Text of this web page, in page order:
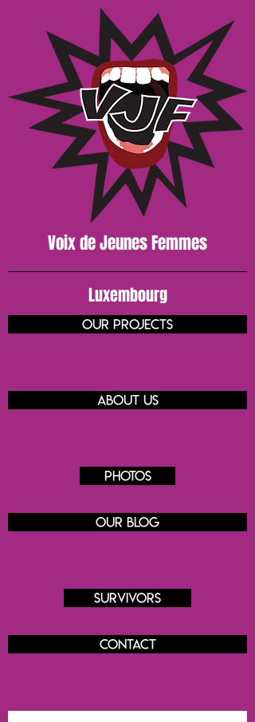
Voix de JeunesFemmes
Luxembourg
our projects
About us
Photos
Our blog
Survivors
Contact